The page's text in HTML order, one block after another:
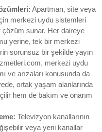
Apartman, site veya
merkezi uydu sistemleri
sunar. Her daireye
yerine, tek bir merkezi
sorunsuz bir şekilde yayın
merkezi uydu
ve arızaları konusunda da
ortak yaşam alanlarında
hem de bakım ve onarım
Televizyon kanallarının
veya yeni kanallar